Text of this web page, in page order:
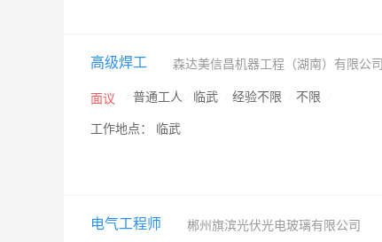
高级焊工 森达美信昌机器工程（湖南）有限公司
面议 普通工人 临武 经验不限 不限
工作地点： 临武
电气工程师 郴州旗滨光伏光电玻璃有限公司